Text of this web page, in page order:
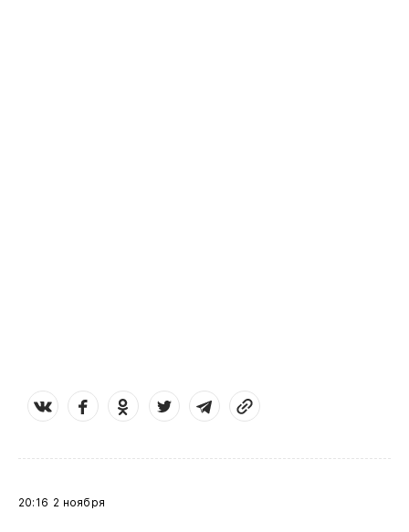
20:16 2 ноября